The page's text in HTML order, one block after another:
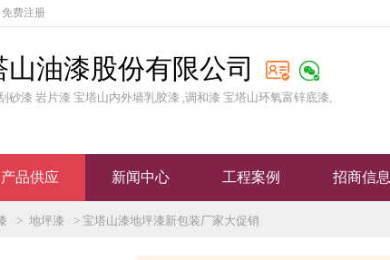
免费注册
山油漆股份有限公司
砂漆 岩片漆 宝塔山内外墙乳胶漆 ,调和漆 宝塔山环氧富锌底漆,
产品供应 新闻中心 工程案例 招商信息
> 地坪漆 > 宝塔山漆地坪漆新包装厂家大促销